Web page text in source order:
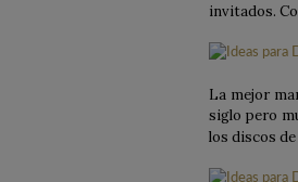
invitados.
La mejor
siglo pero
los discos